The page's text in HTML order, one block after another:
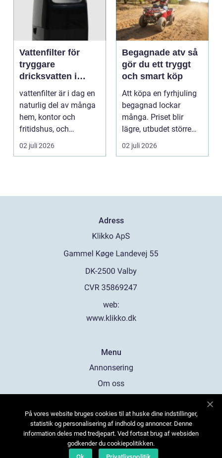
Vattenfilter för
tryggare
dricksvatten i
vardagen
vattenfilter är i dag en
naturlig del av många
hem, kontor och
fritidshus, och
intresset ökar för va...
02 juli 2026
Begagnade atv så
gör du ett tryggt
och smart köp
Att köpa en fyrhjuling
begagnad lockar
många. Priset blir
lägre, utbudet större
och du kan ofta få e...
02 juli 2026
Adress
web:
www.klikko.dk
Menu
Annonsering
Om oss
Kontakta oss
Sitemap
På vores website bruges cookies til at huske dine indstillinger,
statistik og personalisering af indhold og annoncer. Denne
information deles med tredjepart. Ved fortsat brug af websiden
godkender du cookiepolitikken.